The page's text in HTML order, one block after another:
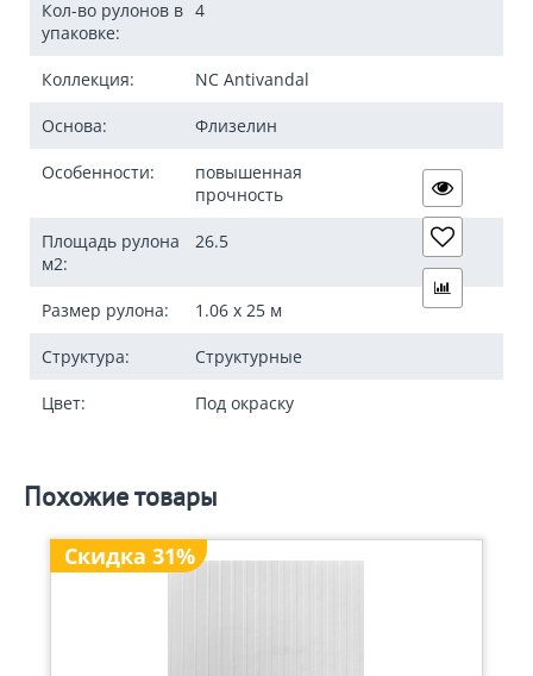
Кол-во рулонов в
упаковке:
4
Коллекция: NC Antivandal
Основа: Флизелин
Особенности:
повышенная
прочность
Площадь рулона
м2:
26.5
Размер рулона: 1.06 x 25 м
Структура: Структурные
Цвет: Под окраску
Похожие товары
Скидка 31%